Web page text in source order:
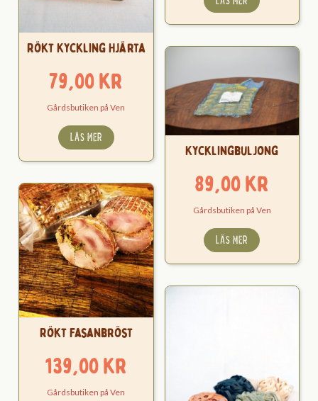
Rökt Kyckling Hjärta
79,00kr
Gårdsbutiken på Ven
LÄS MER
Kycklingbuljong
89,00kr
Gårdsbutiken på Ven
LÄS MER
Rökt Fasanbröst
139,00kr
Gårdsbutiken på Ven